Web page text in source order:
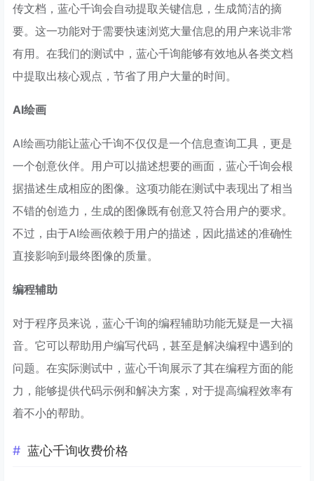
传文档，蓝心千询会自动提取关键信息，生成简洁的摘
要。这一功能对于需要快速浏览大量信息的用户来说非常
有用。在我们的测试中，蓝心千询能够有效地从各类文档
中提取出核心观点，节省了用户大量的时间。
AI绘画
AI绘画功能让蓝心千询不仅仅是一个信息查询工具，更是
一个创意伙伴。用户可以描述想要的画面，蓝心千询会根
据描述生成相应的图像。这项功能在测试中表现出了相当
不错的创造力，生成的图像既有创意又符合用户的要求。
不过，由于AI绘画依赖于用户的描述，因此描述的准确性
直接影响到最终图像的质量。
编程辅助
对于程序员来说，蓝心千询的编程辅助功能无疑是一大福
音。它可以帮助用户编写代码，甚至是解决编程中遇到的
问题。在实际测试中，蓝心千询展示了其在编程方面的能
力，能够提供代码示例和解决方案，对于提高编程效率有
着不小的帮助。
蓝心千询收费价格